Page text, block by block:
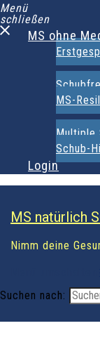
Menü
schließen
MS ohne
MS-
Multiple
Schub-
Login
MS natürlich
Nimm deine
Suchen nach: